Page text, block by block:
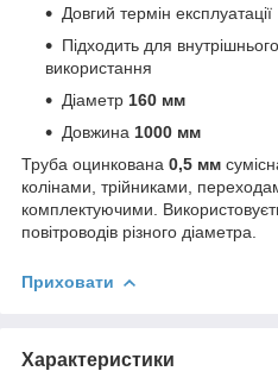
Довгий термін експлуатації
Підходить для
використання
Діаметр 160 мм
Довжина 1000 мм
Труба оцинкована 0,5 мм
колінами, трійниками,
комплектуючими.
повітроводів різного діаметра.
Приховати
Характеристики